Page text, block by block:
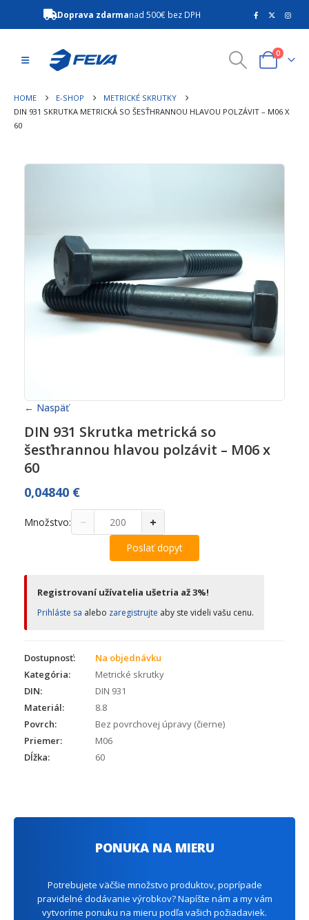
Doprava zdarmanad 500€ bez DPH
0
HOME E-SHOP
METRICKÉ SKRUTKY
DIN 931 SKRUTKA METRICKÁ SO ŠESŤHRANNOU HLAVOU POLZÁVIT – M06 X
60
← Naspäť
DIN 931 Skrutka metrická so
šesťhrannou hlavou polzávit – M06 x
60
0,04840 €
Množstvo: − +
Poslať dopyt
Registrovaní užívatelia ušetria až 3%!
Prihláste sa alebo zaregistrujte aby ste videli vašu cenu.
Dostupnosť:
Na objednávku
Kategória:
Metrické skrutky
DIN:
DIN 931
Materiál:
8.8
Povrch:
Bez povrchovej úpravy (čierne)
Priemer:
M06
Dĺžka:
60
PONUKA NA MIERU
Potrebujete väčšie množstvo produktov, poprípade
pravidelné dodávanie výrobkov? Napíšte nám a my vám
vytvoríme ponuku na mieru podľa vašich požiadaviek.